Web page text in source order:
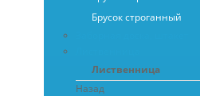
Брусок строганный
Лиственница
Назад